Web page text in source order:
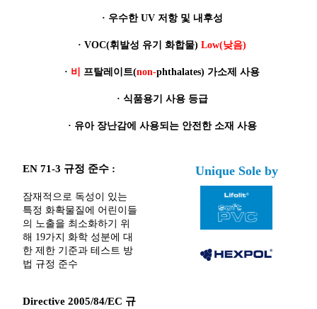
· 우수한 UV 저항 및 내후성
· VOC(휘발성 유기 화합물) Low(낮음)
· 비 프탈레이트(non-phthalates) 가소제 사용
· 식품용기 사용 등급
· 유아 장난감에 사용되는 안전한 소재 사용
EN 71-3 규정 준수 :
잠재적으로 독성이 있는
특정 화확물질에 어린이들
의 노출을 최소화하기 위
해 19가지 화학 성분에 대
한 제한 기준과 테스트 방
법 규정 준수
Directive 2005/84/EC 규
Unique Sole by